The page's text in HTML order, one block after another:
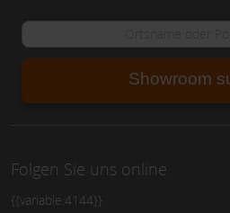
Showroom
Folgen Sie uns online
{{variable:4144}}